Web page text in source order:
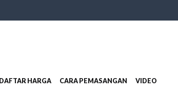
DAFTAR HARGA CARA PEMASANGAN VIDEO